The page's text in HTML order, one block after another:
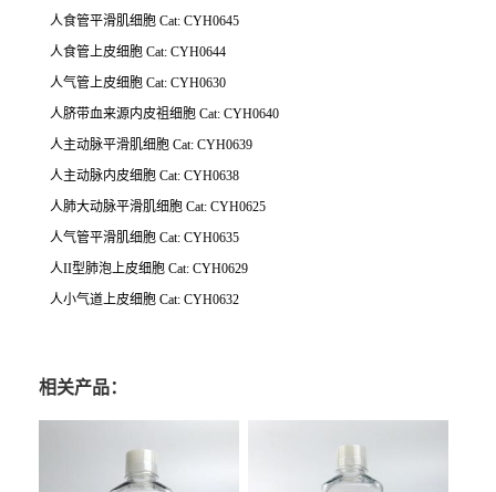
人食管平滑肌细胞 Cat: CYH0645
人食管上皮细胞 Cat: CYH0644
人气管上皮细胞 Cat: CYH0630
人脐带血来源内皮祖细胞 Cat: CYH0640
人主动脉平滑肌细胞 Cat: CYH0639
人主动脉内皮细胞 Cat: CYH0638
人肺大动脉平滑肌细胞 Cat: CYH0625
人气管平滑肌细胞 Cat: CYH0635
人II型肺泡上皮细胞 Cat: CYH0629
人小气道上皮细胞 Cat: CYH0632
相关产品：